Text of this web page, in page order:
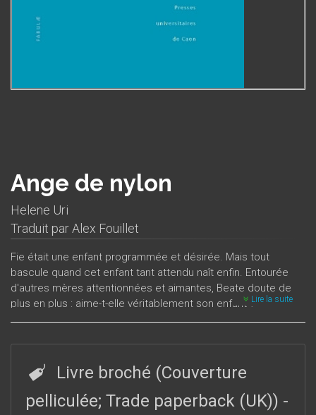
Ange de nylon
Helene Uri
Traduit parAlex Fouillet
Fie était une enfant programmée et désirée. Mais tout
bascule quand cet enfant tant attendu naît enfin. Entourée
d'autres mères attentionnées et aimantes, Beate doute de
plus en plus : aime-t-elle véritablement son enfant ?
maternité et les clichés qui entourent la relation parents-
enfants. Il a été classé parmi les trois meilleurs romans
norvégiens de l'année 2003 par deux grands quotidiens du
Lire la suite
Livre broché (Couverture
pelliculée; Trade paperback (UK)) -